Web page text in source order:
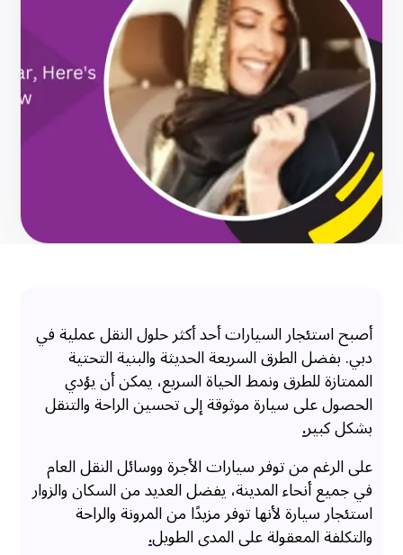
أصبح استئجار السيارات أحد أكثر حلول النقل عملية في
دبي. بفضل الطرق السريعة الحديثة والبنية التحتية
الممتازة للطرق ونمط الحياة السريع، يمكن أن يؤدي
الحصول على سيارة موثوقة إلى تحسين الراحة والتنقل
بشكل كبير.
على الرغم من توفر سيارات الأجرة ووسائل النقل العام
في جميع أنحاء المدينة، يفضل العديد من السكان والزوار
استئجار سيارة لأنها توفر مزيدًا من المرونة والراحة
والتكلفة المعقولة على المدى الطويل.